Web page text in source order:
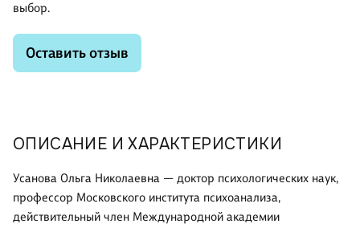
ОПИСАНИЕ И ХАРАКТЕРИСТИКИ
Усанова Ольга Николаевна — доктор психологических наук,
профессор Московского института психоанализа,
действительный член Международной академии
выбор.
Оставить отзыв